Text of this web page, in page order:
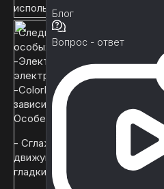
Блог
Вопрос - ответ
использования:
-Следы от шин: создавайте
особых усилий.
-Электрическая дуга:
электрические дуги.
-ColorFromSpeed: изменение
зависимости от скорости.
Особенности:
- Сглаживание следов на
движущиеся объекты,
гладкий, как масло, след.